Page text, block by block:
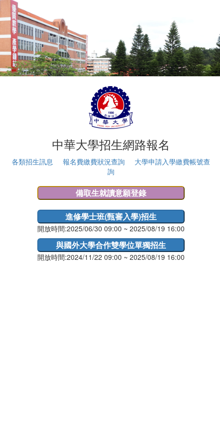
中華大學招生網路報名
各類招生訊息 報名費繳費狀況查詢
大學申請入學繳費帳號查
詢
開放時間:2025/06/30 09:00 ~ 2025/08/19 16:00
開放時間:2024/11/22 09:00 ~ 2025/08/19 16:00